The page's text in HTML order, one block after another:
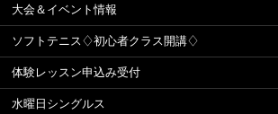
大会＆イベント情報
ソフトテニス♢初心者クラス開講♢
体験レッスン申込み受付
水曜日シングルス